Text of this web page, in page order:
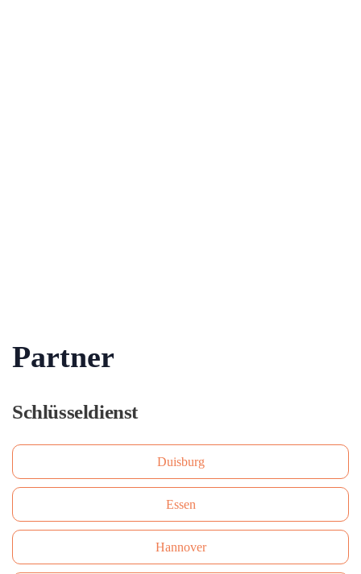
Partner
Schlüsseldienst
Duisburg
Essen
Hannover